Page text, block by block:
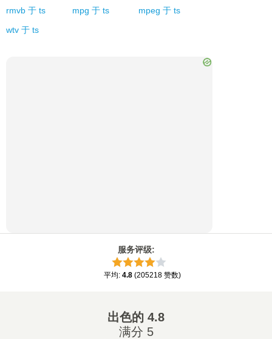
rmvb 于 ts mpg 于 ts mpeg 于 ts
wtv 于 ts
服务评级:
平均: 4.8 (205218 赞数)
出色的 4.8
满分 5